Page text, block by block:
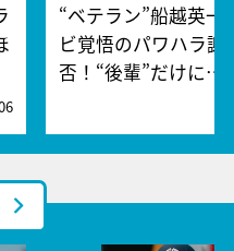
“ベテラン”船越英一
ビ覚悟のパワハラ謝
否！“後輩”だけに…